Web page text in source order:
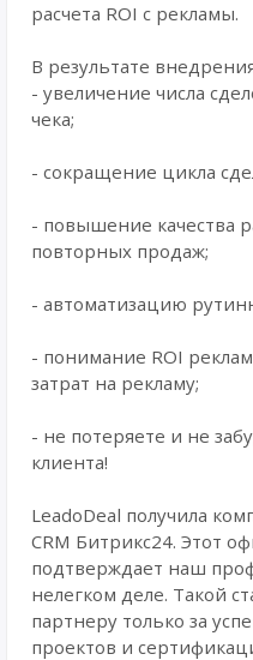
расчета ROI с рекламы.
В результате
- увеличение числа
чека;
- сокращение цикла
- повышение качества
повторных продаж;
- автоматизацию
- понимание ROI
затрат на рекламу;
- не потеряете и не
клиента!
LeadoDeal получила
CRM Битрикс24. Этот
подтверждает наш
нелегком деле. Такой
партнеру только за
проектов и